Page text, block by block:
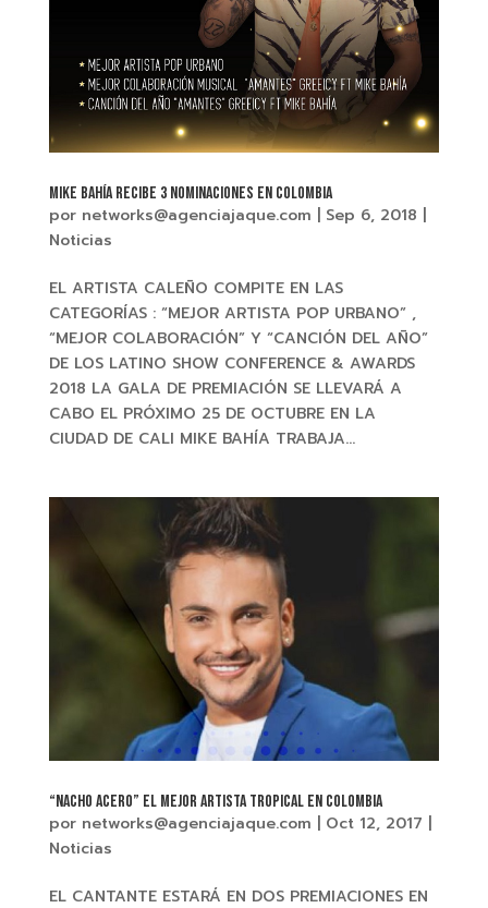
MIKE BAHÍA Recibe 3 nominaciones en COLOMBIA
por networks@agenciajaque.com | Sep 6, 2018 |
Noticias
EL ARTISTA CALEÑO COMPITE EN LAS
CATEGORÍAS : “MEJOR ARTISTA POP URBANO” ,
“MEJOR COLABORACIÓN” Y “CANCIÓN DEL AÑO”
DE LOS LATINO SHOW CONFERENCE & AWARDS
2018 LA GALA DE PREMIACIÓN SE LLEVARÁ A
CABO EL PRÓXIMO 25 DE OCTUBRE EN LA
CIUDAD DE CALI MIKE BAHÍA TRABAJA...
“NACHO ACERO” El mejor artista tropical en Colombia
por networks@agenciajaque.com Oct 12, 2017
Noticias
EL CANTANTE ESTARÁ EN DOS PREMIACIONES EN